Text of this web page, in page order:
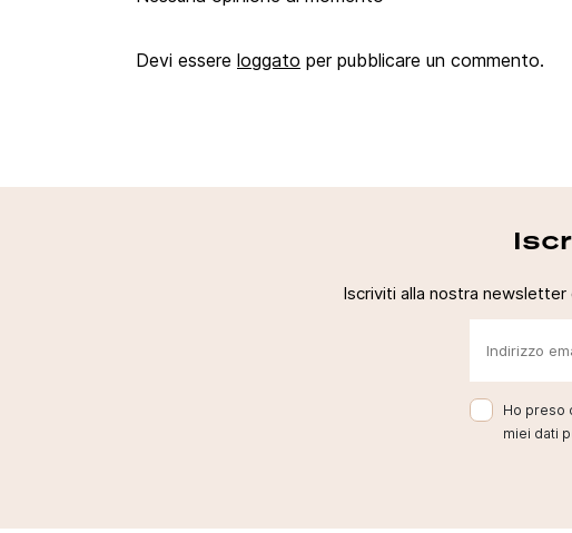
Devi essere loggato per pubblicare un commento.
Iscriviti alla nostra
Ho preso
miei dati